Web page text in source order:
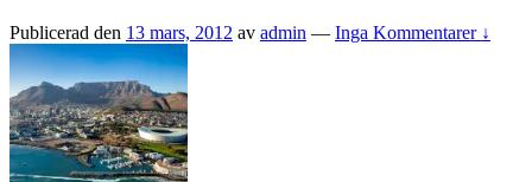
Publicerad den 13 mars, 2012 av admin — Inga Kommentarer ↓